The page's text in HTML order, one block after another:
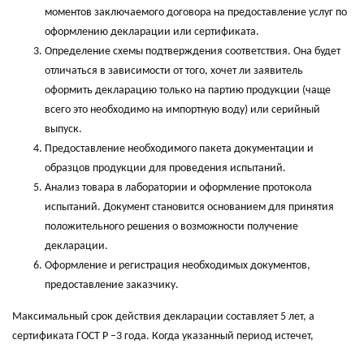
моментов заключаемого договора на предоставление услуг по
оформлению декларации или сертификата.
Определение схемы подтверждения соответствия. Она будет
отличаться в зависимости от того, хочет ли заявитель
оформить декларацию только на партию продукции (чаще
всего это необходимо на импортную воду) или серийный
выпуск.
Предоставление необходимого пакета документации и
образцов продукции для проведения испытаний.
Анализ товара в лаборатории и оформление протокола
испытаний. Документ становится основанием для принятия
положительного решения о возможности получение
декларации.
Оформление и регистрация необходимых документов,
предоставление заказчику.
Максимальный срок действия декларации составляет 5 лет, а
сертификата ГОСТ Р –3 года. Когда указанный период истечет,